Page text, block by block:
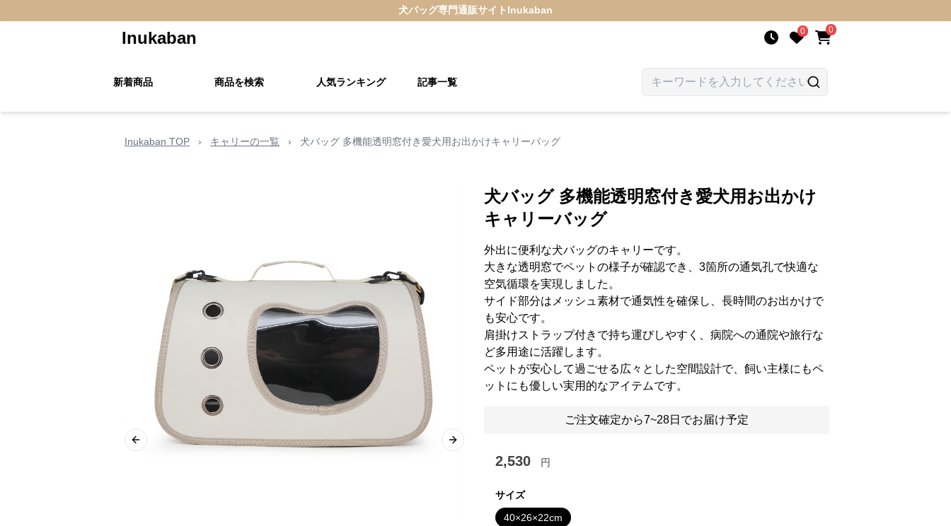
犬バッグ専門通販サイト Inukaban
Inukaban 0 0
新着商品 商品を検索 人気ランキング 記事一覧
Inukaban TOP › キャリーの一覧 › 犬バッグ 多機能透明窓付き愛犬用お出かけキャリーバッグ
Previous slide Next slide
犬バッグ 多機能透明窓付き愛犬用お出かけ
キャリーバッグ
外出に便利な犬バッグのキャリーです。
大きな透明窓でペットの様子が確認でき、3箇所の通気孔で快適な
空気循環を実現しました。
サイド部分はメッシュ素材で通気性を確保し、長時間のお出かけで
も安心です。
肩掛けストラップ付きで持ち運びしやすく、病院への通院や旅行な
ど多用途に活躍します。
ペットが安心して過ごせる広々とした空間設計で、飼い主様にもペ
ットにも優しい実用的なアイテムです。
ご注文確定から7~28日でお届け予定
2,530 円
サイズ
40×26×22cm